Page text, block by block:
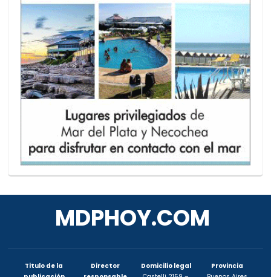
MDPHOY.COM
Titulo de la
Director
Domicilio legal
Provincia